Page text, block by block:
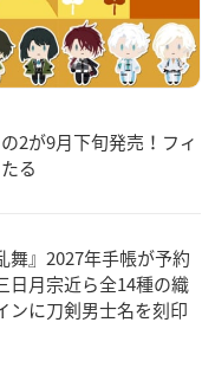
2が9月下旬発売！フィ
る
舞』2027年手帳が予約
日月宗近ら全14種の織
ンに刀剣男士名を刻印